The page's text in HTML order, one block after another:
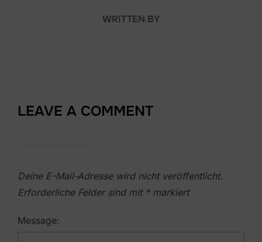
WRITTEN BY
LEAVE A COMMENT
Deine E-Mail-Adresse wird nicht veröffentlicht.
Erforderliche Felder sind mit *markiert
Message: